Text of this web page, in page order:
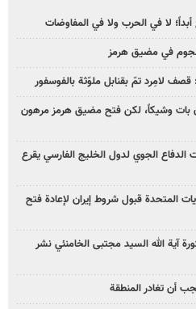
أبداً؛ لا في الحرب ولا في المفاوضات
في مضيق هرمز
قصف لامِرد تمّ بقنابل ملوّثة بالفوسفور
بات وشيكاً، لكن فتح مضيق هرمز مرهون
الدفاع الجوي لدول الخليج الفارسي يقرع
المتحدة قبول شروط إيران لإعادة فتح
آية الله السيد مجتبى الخامنئي نشر
أن تغادر المنطقة